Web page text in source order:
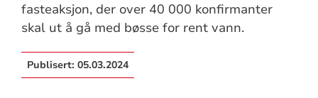
fasteaksjon, der over 40 000 konfirmanter
skal ut å gå med bøsse for rent vann.
Publisert: 05.03.2024